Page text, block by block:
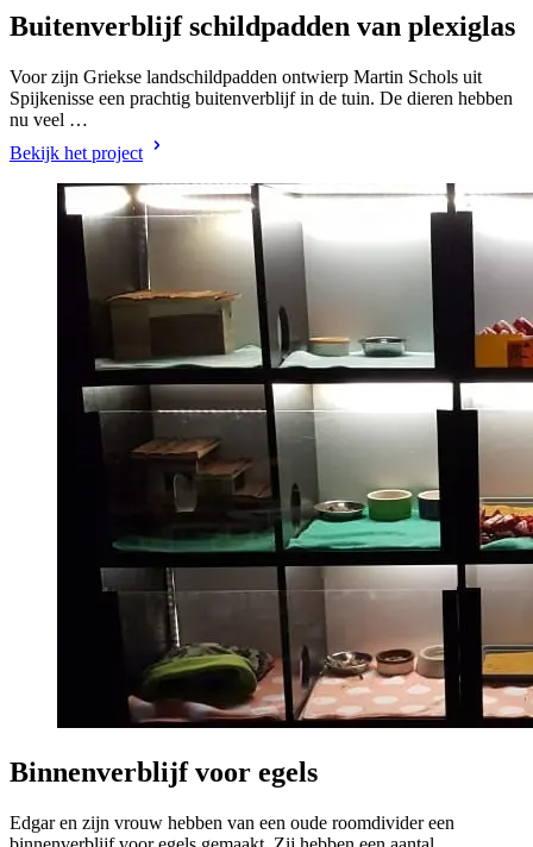
Buitenverblijf schildpadden van plexiglas
Voor zijn Griekse landschildpadden ontwierp Martin Schols uit
Spijkenisse een prachtig buitenverblijf in de tuin. De dieren hebben
nu veel …
Bekijk het project
Binnenverblijf voor egels
Edgar en zijn vrouw hebben van een oude roomdivider een